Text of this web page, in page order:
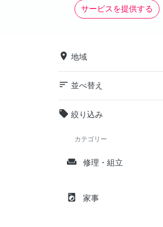
サービスを提供する
place 地域
sort 並べ替え
local_offer 絞り込み
カテゴリー
weekend 修理・組立
local_laundry_service 家事